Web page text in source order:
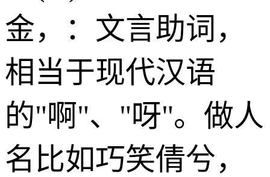
金，：文言助词，
相当于现代汉语
的"啊"、"呀"。做人
名比如巧笑倩兮，